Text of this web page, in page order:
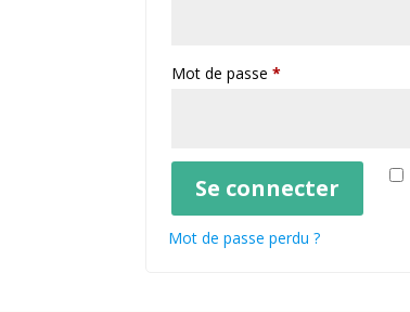
Mot de passe*
Se connecter
Mot de passe perdu ?